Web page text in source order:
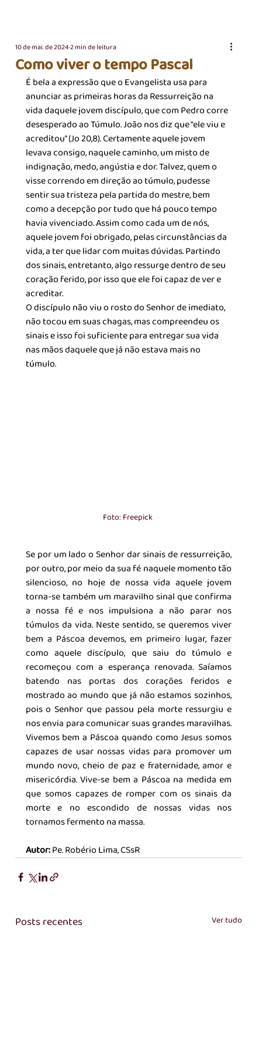
Como viver o tempo Pascal
10 de mai. de 20242 min de leitura
É bela a expressão que o Evangelista usa para
anunciar as primeiras horas da Ressurreição na
vida daquele jovem discípulo, que com Pedro corre
desesperado ao Túmulo. João nos diz que “ele viu e
acreditou” (Jo 20,8). Certamente aquele jovem
levava consigo, naquele caminho, um misto de
indignação, medo, angústia e dor. Talvez, quem o
visse correndo em direção ao túmulo, pudesse
sentir sua tristeza pela partida do mestre, bem
como a decepção por tudo que há pouco tempo
havia vivenciado. Assim como cada um de nós,
aquele jovem foi obrigado, pelas circunstâncias da
vida, a ter que lidar com muitas dúvidas. Partindo
dos sinais, entretanto, algo ressurge dentro de seu
coração ferido, por isso que ele foi capaz de ver e
acreditar.
O discípulo não viu o rosto do Senhor de imediato,
não tocou em suas chagas, mas compreendeu os
sinais e isso foi suficiente para entregar sua vida
nas mãos daquele que já não estava mais no
túmulo.
Foto: Freepick
Se por um lado o Senhor dar sinais de ressurreição,
por outro, por meio da sua fé naquele momento tão
silencioso, no hoje de nossa vida aquele jovem
torna-se também um maravilho sinal que confirma
a nossa fé e nos impulsiona a não parar nos
túmulos da vida. Neste sentido, se queremos viver
bem a Páscoa devemos, em primeiro lugar, fazer
como aquele discípulo, que saiu do túmulo e
recomeçou com a esperança renovada. Saíamos
batendo nas portas dos corações feridos e
mostrado ao mundo que já não estamos sozinhos,
pois o Senhor que passou pela morte ressurgiu e
nos envia para comunicar suas grandes maravilhas.
Vivemos bem a Páscoa quando como Jesus somos
capazes de usar nossas vidas para promover um
mundo novo, cheio de paz e fraternidade, amor e
misericórdia. Vive-se bem a Páscoa na medida em
que somos capazes de romper com os sinais da
morte e no escondido de nossas vidas nos
tornamos fermento na massa.
Autor: Pe. Robério Lima, CSsR
Posts recentes Ver tudo